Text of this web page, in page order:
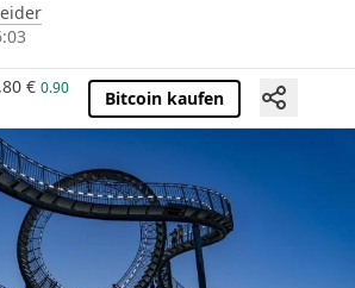
€ 0.90
Bitcoin kaufen